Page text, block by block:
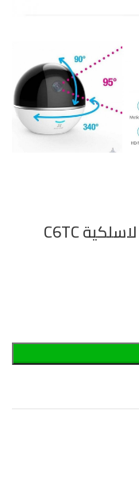
كاميرات واي فاي كاميرا صغيرة لاسلكية C6TC